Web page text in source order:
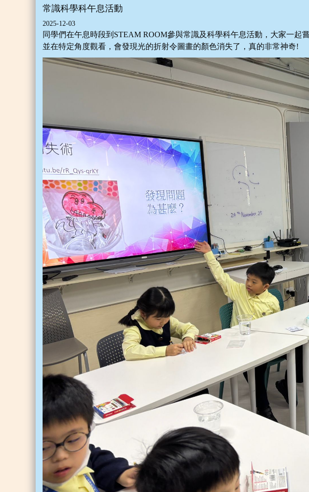
常識科學科午息活動
2025-12-03
同學們在午息時段到STEAM ROOM參與常識及科學科午息活動，大家一起
並在特定角度觀看，會發現光的折射令圖畫的顏色消失了，真的非常神奇!